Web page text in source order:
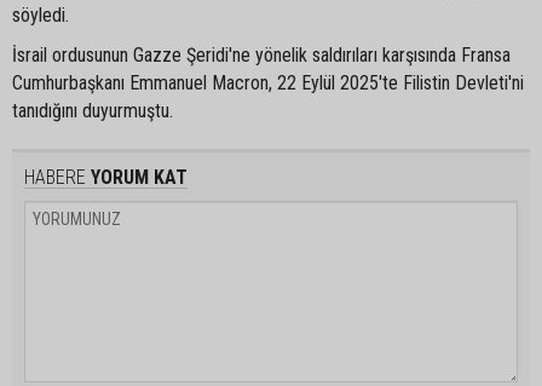
söyledi.
İsrail ordusunun Gazze Şeridi'ne yönelik saldırıları karşısında Fransa
Cumhurbaşkanı Emmanuel Macron, 22 Eylül 2025'te Filistin Devleti'ni
tanıdığını duyurmuştu.
HABERE YORUM KAT